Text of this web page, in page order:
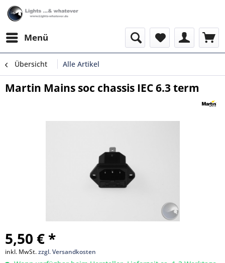
Menü
Übersicht Alle Artikel
Martin Mains soc chassis IEC 6.3 term
5,50 € *
inkl. MwSt.zzgl. Versandkosten